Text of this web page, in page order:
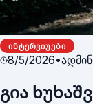
ᲘᲜᲢᲔᲠᲕᲘᲣᲔᲑᲘ
8/5/2026•
გია